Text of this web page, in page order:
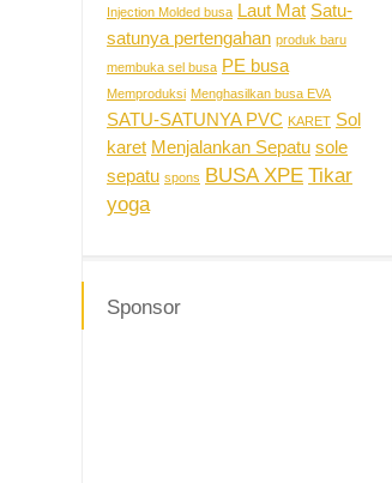
Injection Molded busa Laut Mat Satu-
satunya pertengahan produk baru
membuka sel busa PE busa
Memproduksi Menghasilkan busa EVA
SATU-SATUNYA PVC KARET Sol
karet Menjalankan Sepatu sole
sepatu spons BUSA XPE Tikar
yoga
Sponsor